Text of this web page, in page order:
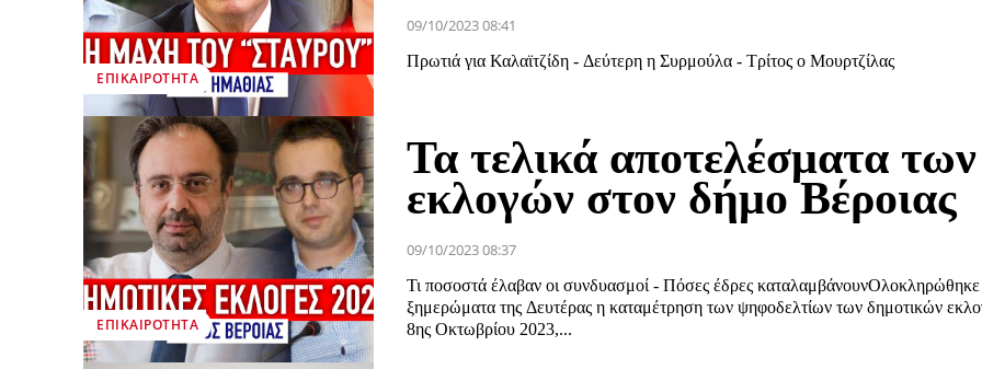
ΕΠΙΚΑΙΡΌΤΗΤΑ
09/10/2023 08:41
Πρωτιά για Καλαϊτζίδη - Δεύτερη η Συρμούλα - Τρίτος ο Μουρτζίλας
ΕΠΙΚΑΙΡΌΤΗΤΑ
Τα τελικά αποτελέσματα των
εκλογών στον δήμο Βέροιας
09/10/2023 08:37
Τι ποσοστά έλαβαν οι συνδυασμοί - Πόσες έδρες καταλαμβάνουνΟλοκληρώθηκε
ξημερώματα της Δευτέρας η καταμέτρηση των ψηφοδελτίων των δημοτικών
8ης Οκτωβρίου 2023,...